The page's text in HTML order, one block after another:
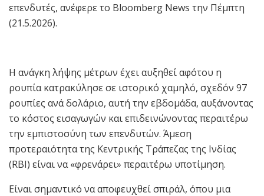
επενδυτές, ανέφερε το Bloomberg News την Πέμπτη
(21.5.2026).
Η ανάγκη λήψης μέτρων έχει αυξηθεί αφότου η
ρουπία κατρακύλησε σε ιστορικό χαμηλό, σχεδόν 97
ρουπίες ανά δολάριο, αυτή την εβδομάδα, αυξάνοντας
το κόστος εισαγωγών και επιδεινώνοντας περαιτέρω
την εμπιστοσύνη των επενδυτών. Άμεση
προτεραιότητα της Κεντρικής Τράπεζας της Ινδίας
(RBI) είναι να «φρενάρει» περαιτέρω υποτίμηση.
Είναι σημαντικό να αποφευχθεί σπιράλ, όπου μια